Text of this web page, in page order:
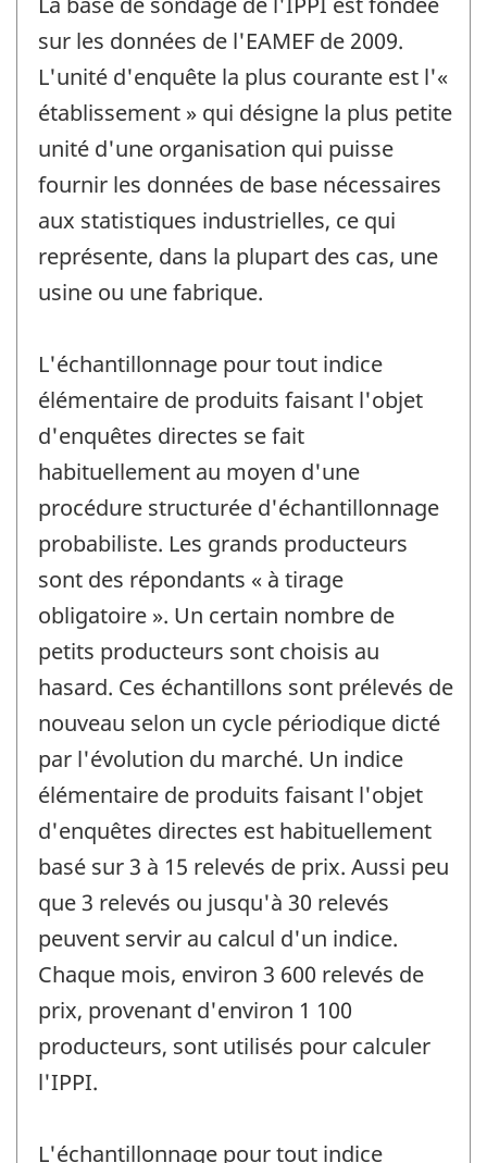
sur les données de l'EAMEF de 2009.
L'unité d'enquête la plus courante est l'«
établissement » qui désigne la plus petite
unité d'une organisation qui puisse
fournir les données de base nécessaires
aux statistiques industrielles, ce qui
représente, dans la plupart des cas, une
usine ou une fabrique.
L'échantillonnage pour tout indice
élémentaire de produits faisant l'objet
d'enquêtes directes se fait
habituellement au moyen d'une
procédure structurée d'échantillonnage
probabiliste. Les grands producteurs
sont des répondants « à tirage
obligatoire ». Un certain nombre de
petits producteurs sont choisis au
hasard. Ces échantillons sont prélevés de
nouveau selon un cycle périodique dicté
par l'évolution du marché. Un indice
élémentaire de produits faisant l'objet
d'enquêtes directes est habituellement
basé sur 3 à 15 relevés de prix. Aussi peu
que 3 relevés ou jusqu'à 30 relevés
peuvent servir au calcul d'un indice.
Chaque mois, environ 3 600 relevés de
prix, provenant d'environ 1 100
producteurs, sont utilisés pour calculer
l'IPPI.
L'échantillonnage pour tout indice